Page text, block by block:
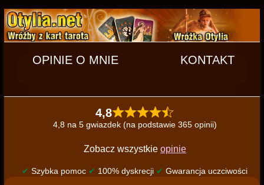
OPINIE O MNIE KONTAKT
4,8
4,8 na 5 gwiazdek (na podstawie 365 opinii)
Zobacz wszystkie opinie
✔ Szybka pomoc ✔ 100% dyskrecji ✔ Gwarancja uczciwości